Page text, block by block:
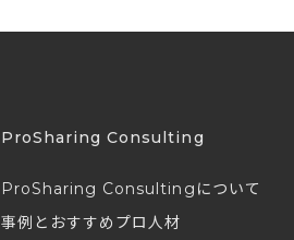
ProSharing Consulting
ProSharing Consultingについて
事例とおすすめプロ人材